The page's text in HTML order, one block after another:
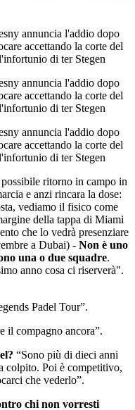
annuncia l'addio dopo
accettando la corte del
di ter Stegen
annuncia l'addio dopo
accettando la corte del
di ter Stegen
annuncia l'addio dopo
accettando la corte del
di ter Stegen
ritorno in campo in
e anzi rincara la dose:
vediamo il fisico come
della tappa di Miami
che lo vedrà presenziare
a Dubai) - Non è uno
una o due squadre.
anno cosa ci riserverà".
Padel Tour”.
il compagno ancora”.
“Sono più di dieci anni
colpito. Poi è competitivo,
che vederlo”.
chi non vorresti